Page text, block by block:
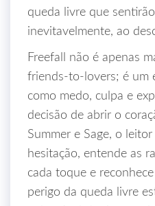
queda livre que
inevitavelmente, ao
Freefall não é apenas
friends‑to‑lovers; é
como medo, culpa e
decisão de abrir o
Summer e Sage, o
hesitação, entende as
cada toque e
perigo da queda livre